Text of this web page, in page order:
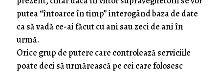
putea “întoarce în timp” interogând baza de date
ca să vadă ce-ai făcut cu ani sau zeci de ani în
urmă.
Orice grup de putere care controlează serviciile
poate deci să urmărească pe cei care folosesc